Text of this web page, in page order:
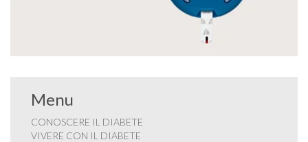
Menu
CONOSCERE IL DIABETE
VIVERE CON IL DIABETE